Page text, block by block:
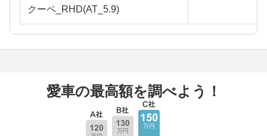
クーペ_RHD(AT_5.9)
愛車の最高額を調べよう！